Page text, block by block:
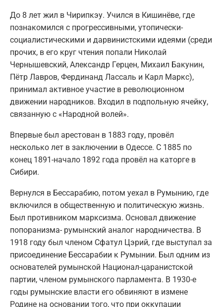
До 8 лет жил в Чирипкэу. Учился в Кишинёве, где
познакомился с прогрессивными, утопически-
социалистическими и дарвинистскими идеями (среди
прочих, в его круг чтения попали Николай
Чернышевский, Александр Герцен, Михаил Бакунин,
Пётр Лавров, Фердинанд Лассаль и Карл Маркс),
принимал активное участие в революционном
движении народников. Входил в подпольную ячейку,
связанную с «Народной волей».
Впервые был арестован в 1883 году, провёл
несколько лет в заключении в Одессе. С 1885 по
конец 1891-начало 1892 года провёл на каторге в
Сибири.
Вернулся в Бессарабию, потом уехал в Румынию, где
включился в общественную и политическую жизнь.
Был противником марксизма. Основал движение
попоранизма- румынский аналог народничества. В
1918 году был членом Сфатул Цэрий, где выступал за
присоединение Бессарабии к Румынии. Был одним из
основателей румынской Национал-царанистской
партии, членом румынского парламента. В 1930-е
годы румынские власти его обвиняют в измене
Родине на основании того, что при оккупации